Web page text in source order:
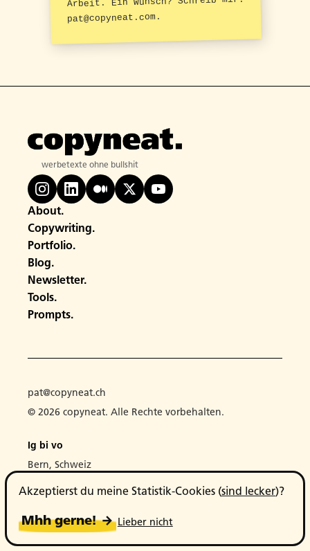
pat@copyneat.com.
werbetexte ohne bullshit
About.
Copywriting.
Portfolio.
Blog.
Newsletter.
Tools.
Prompts.
pat@copyneat.ch
© 2026 copyneat. Alle Rechte vorbehalten.
Ig bi vo
Bern, Schweiz
Läääängwiliiig
Impressum,Datenschutz,AGB,Cookies
Akzeptierst du meine Statistik-Cookies (sind lecker)?
Mhh gerne! → Lieber nicht